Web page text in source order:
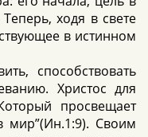
ходя в свете
в истинном
способствовать
Христос для
просвещает
мир”(Ин.1:9). Своим